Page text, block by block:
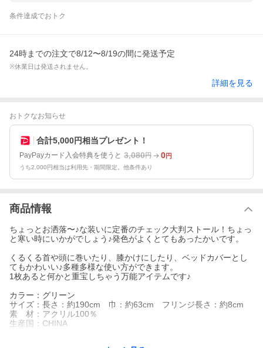
条件達成でおトク
24時までの注文で8/12〜8/19の間に発送予定
※休業日は発送されません。
詳細を見る
おトクなお知らせ
合計5,000円相当プレゼント！
PayPayカード入会特典を使うと 3,080円 0円
うち2,000円相当は利用先・期間限定。他条件あり
商品情報
ちょっとお洒落〜♪な装いに定番のチェック大判ストール！ちょっ
と寒い時にいかがでしょう♪発色がよくとてもあったかいです。
くるくる首や頭に巻いたり、膝かけにしたり、ベッドカバーとし
てもかわいい♪多種多様な使い方ができます。
1枚あると何かと重宝しちゃう万能アイテムです♪
カラー：グリーン
サイズ：長さ：約190cm 巾：約63cm フリンジ長さ：約8cm
素 材：アクリル100％
生産国：CHINA